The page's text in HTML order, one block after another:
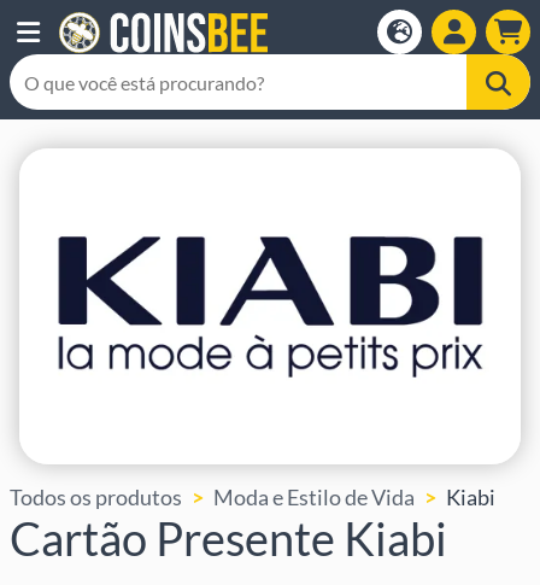
Todos os produtos Moda e Estilo de Vida Kiabi
Cartão Presente Kiabi